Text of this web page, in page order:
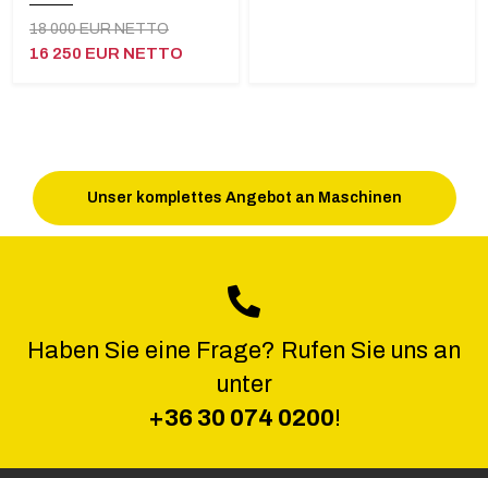
18 000 EUR NETTO
16 250 EUR NETTO
Unser komplettes Angebot an Maschinen
Haben Sie eine Frage? Rufen Sie uns an
unter
+36 30 074 0200!